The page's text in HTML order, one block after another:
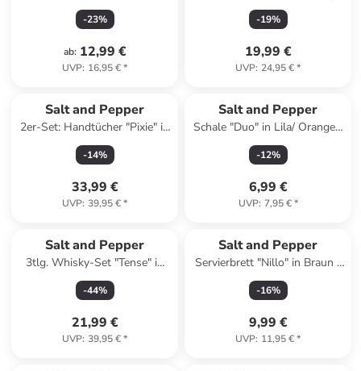
-23%
ab: 12,99 €
UVP: 16,95 €*
-19%
19,99 €
UVP: 24,95 €*
Salt and Pepper
2er-Set: Handtücher "Pixie" in
Rot/ Pink - (L)100 x (B)50 cm
-14%
33,99 €
UVP: 39,95 €*
Salt and Pepper
Schale "Duo" in Lila/ Orange -
(H)6,5 x Ø 15,5 cm
-12%
6,99 €
UVP: 7,95 €*
Salt and Pepper
3tlg. Whisky-Set "Tense" in
Transparent
-44%
21,99 €
UVP: 39,95 €*
Salt and Pepper
Servierbrett "Nillo" in Braun -
(L)38 x (B)16 cm
-16%
9,99 €
UVP: 11,95 €*